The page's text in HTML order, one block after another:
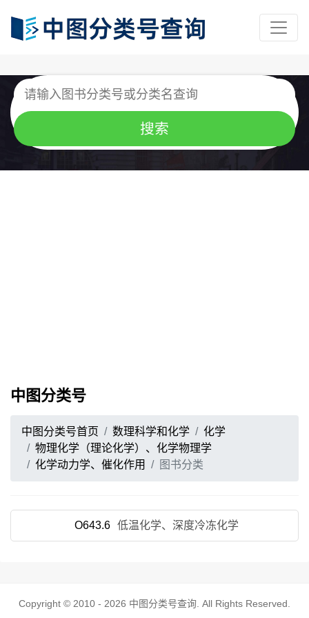
中图分类号
中图分类号首页 数理科学和化学
化学
物理化学（理论化学）、化学物理学
化学动力学、催化作用
图书分类
O643.6 低温化学、深度冷冻化学
Copyright © 2010 - 2026 中图分类号查询 . All Rights Reserved.